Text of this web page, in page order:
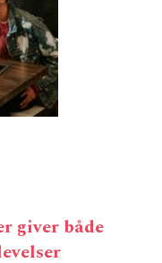
giver både